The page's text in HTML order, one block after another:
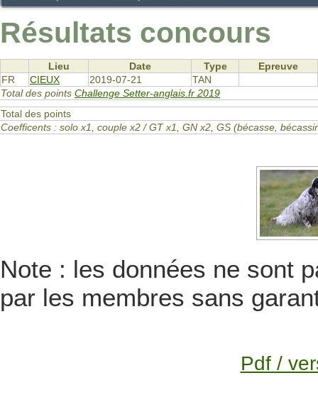
Résultats concours
Lieu Date Type
Epreuve
FR
CIEUX 2019-07-21
TAN
Total des points Challenge Setter-anglais.fr 2019
Total des points
Coefficents : solo x1, couple x2 / GT x1, GN x2, GS (bécasse,
Note : les données ne sont
par les membres sans
Pdf /